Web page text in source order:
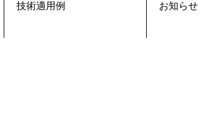
技術適用例 お知らせ